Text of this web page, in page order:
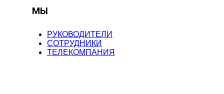
МЫ
РУКОВОДИТЕЛИ
СОТРУДНИКИ
ТЕЛЕКОМПАНИЯ